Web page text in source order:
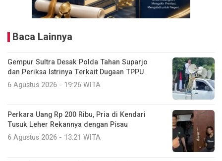
Baca Lainnya
Gempur Sultra Desak Polda Tahan Suparjo
dan Periksa Istrinya Terkait Dugaan TPPU
6 Agustus 2026 - 19:26 WITA
Perkara Uang Rp 200 Ribu, Pria di Kendari
Tusuk Leher Rekannya dengan Pisau
6 Agustus 2026 - 13:21 WITA